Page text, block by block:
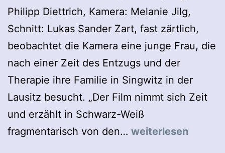
Philipp Diettrich, Kamera: Melanie Jilg,
Schnitt: Lukas Sander Zart, fast zärtlich,
beobachtet die Kamera eine junge Frau, die
nach einer Zeit des Entzugs und der
Therapie ihre Familie in Singwitz in der
Lausitz besucht. „Der Film nimmt sich Zeit
und erzählt in Schwarz-Weiß
fragmentarisch von den… Weiß
weiterlesen